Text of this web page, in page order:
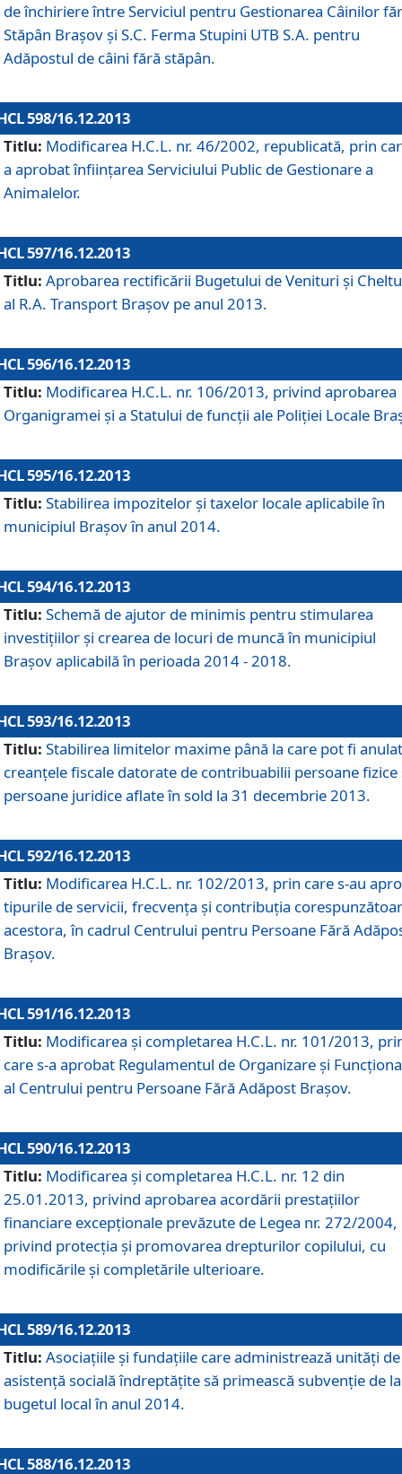
de închiriere între Serviciul pentru Gestionarea Câinilor
Stăpân Braşov şi S.C. Ferma Stupini UTB S.A. pentru
Adăpostul de câini fără stăpân.
598/16.12.2013
Titlu: Modificarea H.C.L. nr. 46/2002, republicată, prin
a aprobat înfiinţarea Serviciului Public de Gestionare a
Animalelor.
597/16.12.2013
Titlu: Aprobarea rectificării Bugetului de Venituri şi
al R.A. Transport Braşov pe anul 2013.
596/16.12.2013
Titlu: Modificarea H.C.L. nr. 106/2013, privind aprobarea
Organigramei şi a Statului de funcţii ale Poliţiei Locale
595/16.12.2013
Titlu: Stabilirea impozitelor şi taxelor locale aplicabile în
municipiul Braşov în anul 2014.
594/16.12.2013
Titlu: Schemă de ajutor de minimis pentru stimularea
investiţiilor şi crearea de locuri de muncă în municipiul
Braşov aplicabilă în perioada 2014 - 2018.
593/16.12.2013
Titlu: Stabilirea limitelor maxime până la care pot fi
creanţele fiscale datorate de contribuabilii persoane fizice
persoane juridice aflate în sold la 31 decembrie 2013.
592/16.12.2013
Titlu: Modificarea H.C.L. nr. 102/2013, prin care s-au
tipurile de servicii, frecvenţa şi contribuţia
acestora, în cadrul Centrului pentru Persoane Fără
Braşov.
591/16.12.2013
Titlu: Modificarea şi completarea H.C.L. nr. 101/2013,
care s-a aprobat Regulamentul de Organizare şi
al Centrului pentru Persoane Fără Adăpost Braşov.
590/16.12.2013
Titlu: Modificarea şi completarea H.C.L. nr. 12 din
25.01.2013, privind aprobarea acordării prestaţiilor
financiare excepţionale prevăzute de Legea nr. 272/2004,
privind protecţia şi promovarea drepturilor copilului, cu
modificările şi completările ulterioare.
589/16.12.2013
Titlu: Asociaţiile şi fundaţiile care administrează unităţi de
asistenţă socială îndreptăţite să primească subvenţie de la
bugetul local în anul 2014.
588/16.12.2013